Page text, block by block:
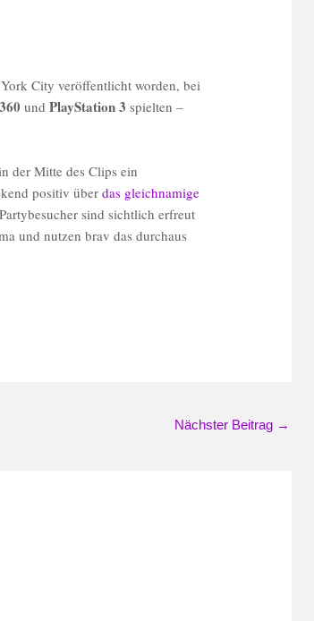
City veröffentlicht worden, bei
und PlayStation 3 spielten –
der Mitte des Clips ein
positiv überdas gleichnamige
sind sichtlich erfreut
und nutzen brav das durchaus
Nächster Beitrag →